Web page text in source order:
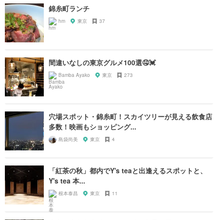
錦糸町ランチ
hm 東京 37
間違いなしの東京グルメ100選🤤💓
Bamba Ayako 東京 273
穴場スポット・錦糸町！スカイツリーが見える飲食店
多数！映画もショッピング...
島袋尚美 東京 4
「紅茶の秋」都内でY's teaと出逢えるスポットと、
Y's tea 本...
根本泰昌 東京 11